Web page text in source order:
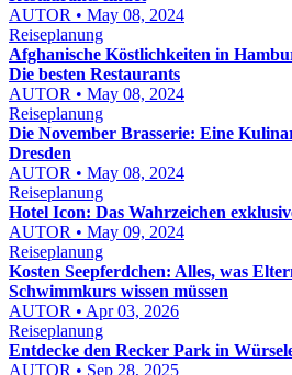
AUTOR • May 08, 2024
Reiseplanung
Afghanische Köstlichkeiten in
Die besten Restaurants
AUTOR • May 08, 2024
Reiseplanung
Die November Brasserie: Eine
Dresden
AUTOR • May 08, 2024
Reiseplanung
Hotel Icon: Das Wahrzeichen
AUTOR • May 09, 2024
Reiseplanung
Kosten Seepferdchen: Alles, was
Schwimmkurs wissen müssen
AUTOR • Apr 03, 2026
Reiseplanung
Entdecke den Recker Park in
AUTOR • Sep 28, 2025